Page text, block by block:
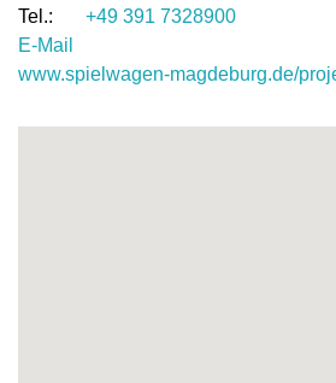
+49 391 7328900
E-Mail